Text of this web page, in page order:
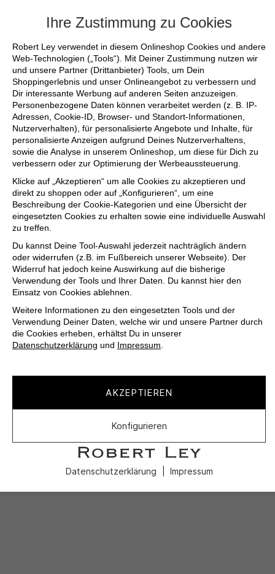
Ihre Zustimmung zu Cookies
Robert Ley verwendet in diesem Onlineshop Cookies und andere
Web-Technologien („Tools“). Mit Deiner Zustimmung nutzen wir
und unsere Partner (Drittanbieter) Tools, um Dein
Shoppingerlebnis und unser Onlineangebot zu verbessern und
Dir interessante Werbung auf anderen Seiten anzuzeigen.
Personenbezogene Daten können verarbeitet werden (z. B. IP-
Adressen, Cookie-ID, Browser- und Standort-Informationen,
Nutzerverhalten), für personalisierte Angebote und Inhalte, für
personalisierte Anzeigen aufgrund Deines Nutzerverhaltens,
sowie die Analyse in unserem Onlineshop, um diese für Dich zu
verbessern oder zur Optimierung der Werbeaussteuerung.
Klicke auf „Akzeptieren“ um alle Cookies zu akzeptieren und
direkt zu shoppen oder auf „Konfigurieren“, um eine
Beschreibung der Cookie-Kategorien und eine Übersicht der
eingesetzten Cookies zu erhalten sowie eine individuelle Auswahl
zu treffen.
Du kannst Deine Tool-Auswahl jederzeit nachträglich ändern
oder widerrufen (z.B. im Fußbereich unserer Webseite). Der
Widerruf hat jedoch keine Auswirkung auf die bisherige
Verwendung der Tools und Ihrer Daten. Du kannst hier den
Einsatz von Cookies ablehnen.
Weitere Informationen zu den eingesetzten Tools und der
Verwendung Deiner Daten, welche wir und unsere Partner durch
die Cookies erheben, erhältst Du in unserer
Datenschutzerklärung und Impressum.
AKZEPTIEREN
Konfigurieren
Datenschutzerklärung Impressum